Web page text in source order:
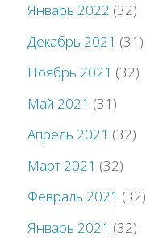
Январь 2022 (32)
Декабрь 2021 (31)
Ноябрь 2021 (32)
Май 2021 (31)
Апрель 2021 (32)
Март 2021 (32)
Февраль 2021 (32)
Январь 2021 (32)